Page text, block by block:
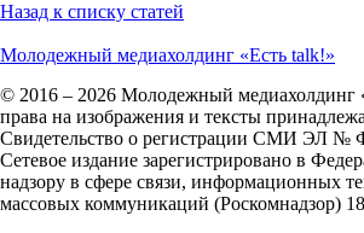
Назад к списку статей
Молодежный медиахолдинг «Есть talk!»
© 2016 – 2026 Молодежный медиахолдинг
права на изображения и тексты
Свидетельство о регистрации СМИ ЭЛ №
Сетевое издание зарегистрировано в
надзору в сфере связи, информационных
массовых коммуникаций (Роскомнадзор)